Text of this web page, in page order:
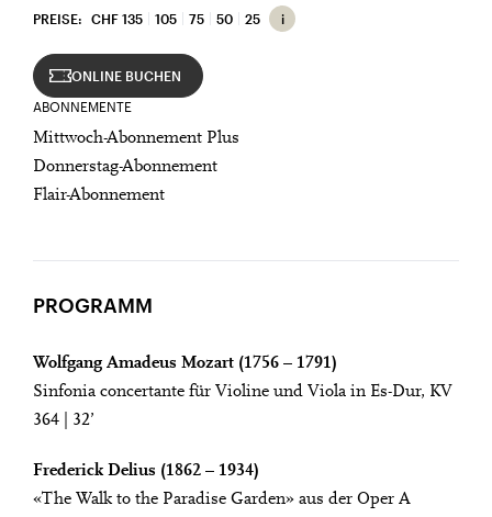
PREISE: CHF 135 105 75 50 25
ONLINE BUCHEN
ABONNEMENTE
Mittwoch-Abonnement Plus
Donnerstag-Abonnement
Flair-Abonnement
PROGRAMM
Wolfgang Amadeus Mozart (1756 – 1791)
Sinfonia concertante für Violine und Viola in Es-Dur, KV
364 | 32’
Frederick Delius (1862 – 1934)
«The Walk to the Paradise Garden» aus der Oper A